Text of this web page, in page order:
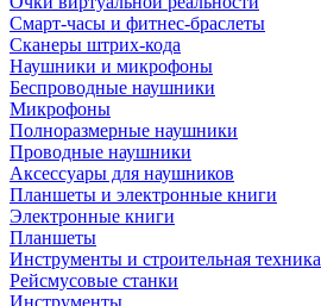
Смарт-часы и фитнес-браслеты
Сканеры штрих-кода
Наушники и микрофоны
Беспроводные наушники
Микрофоны
Полноразмерные наушники
Проводные наушники
Аксессуары для наушников
Планшеты и электронные книги
Электронные книги
Планшеты
Инструменты и строительная техника
Рейсмусовые станки
Инструменты